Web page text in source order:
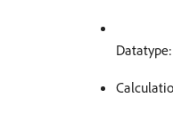
Datatype: